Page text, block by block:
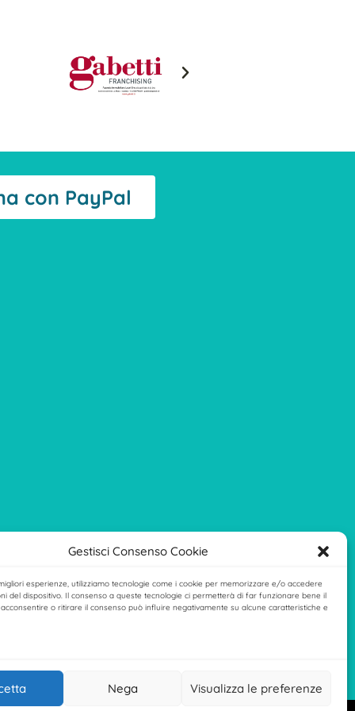
Gestisci Consenso Cookie
esperienze, utilizziamo tecnologie come i cookie per memorizzare e/o accedere
del dispositivo. Il consenso a queste tecnologie ci permetterà di far funzionare bene il
o ritirare il consenso può influire negativamente su alcune caratteristiche e
Nega Visualizza le preferenze
con PayPal